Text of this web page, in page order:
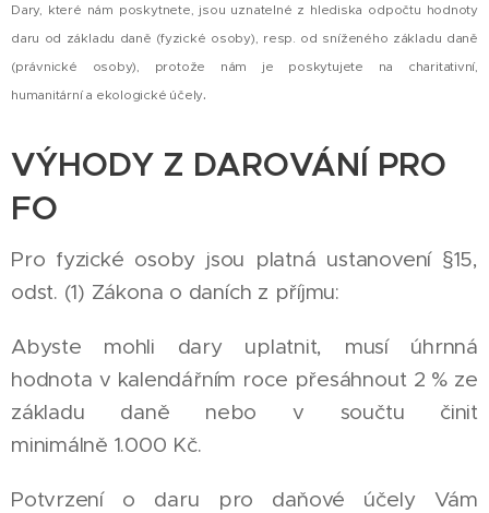
Dary, které nám poskytnete, jsou uznatelné z hlediska odpočtu hodnoty
daru od základu daně (fyzické osoby), resp. od sníženého základu daně
(právnické osoby), protože nám je poskytujete na charitativní,
humanitární a ekologické účely.
VÝHODY Z DAROVÁNÍ PRO
FO
Pro fyzické osoby jsou platná ustanovení §15,
odst. (1) Zákona o daních z příjmu:
Abyste mohli dary uplatnit, musí úhrnná
hodnota v kalendářním roce přesáhnout 2 % ze
základu daně nebo v součtu činit
minimálně 1.000 Kč.
Potvrzení o daru pro daňové účely Vám